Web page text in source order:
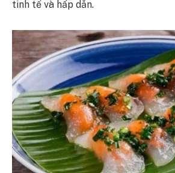
tinh tế và hấp dẫn.